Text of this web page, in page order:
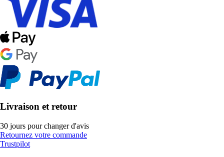
Livraison et retour
30 jours pour changer d'avis
Retournez votre commande
Trustpilot